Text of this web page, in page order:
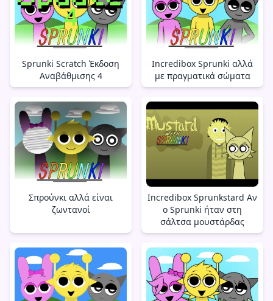
Sprunki Scratch Έκδοση
Αναβάθμισης 4
Incredibox Sprunki αλλά
με πραγματικά σώματα
Σπρούνκι αλλά είναι
ζωντανοί
Incredibox Sprunkstard Αν
ο Sprunki ήταν στη
σάλτσα μουστάρδας